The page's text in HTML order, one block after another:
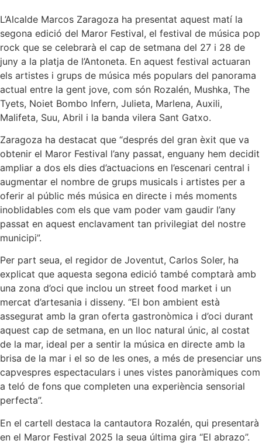
L’Alcalde Marcos Zaragoza ha presentat aquest matí la
segona edició del Maror Festival, el festival de música pop
rock que se celebrarà el cap de setmana del 27 i 28 de
juny a la platja de l’Antoneta. En aquest festival actuaran
els artistes i grups de música més populars del panorama
actual entre la gent jove, com són Rozalén, Mushka, The
Tyets, Noiet Bombo Infern, Julieta, Marlena, Auxili,
Malifeta, Suu, Abril i la banda vilera Sant Gatxo.
Zaragoza ha destacat que “després del gran èxit que va
obtenir el Maror Festival l’any passat, enguany hem decidit
ampliar a dos els dies d’actuacions en l’escenari central i
augmentar el nombre de grups musicals i artistes per a
oferir al públic més música en directe i més moments
inoblidables com els que vam poder vam gaudir l’any
passat en aquest enclavament tan privilegiat del nostre
municipi”.
Per part seua, el regidor de Joventut, Carlos Soler, ha
explicat que aquesta segona edició també comptarà amb
una zona d’oci que inclou un street food market i un
mercat d’artesania i disseny. “El bon ambient està
assegurat amb la gran oferta gastronòmica i d’oci durant
aquest cap de setmana, en un lloc natural únic, al costat
de la mar, ideal per a sentir la música en directe amb la
brisa de la mar i el so de les ones, a més de presenciar uns
capvespres espectaculars i unes vistes panoràmiques com
a teló de fons que completen una experiència sensorial
perfecta”.
En el cartell destaca la cantautora Rozalén, qui presentarà
en el Maror Festival 2025 la seua última gira “El abrazo”.